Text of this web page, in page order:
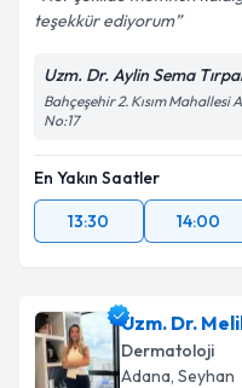
Metni'ni
kapsamda
teşekkür ediyorum
Uzm. Dr. Aylin Sema
Bahçeşehir 2. Kısım Mahallesi
No:17
En Yakın Saatler
13:30
14:00
Uzm. Dr.
Dermatoloji
Adana, Seyhan